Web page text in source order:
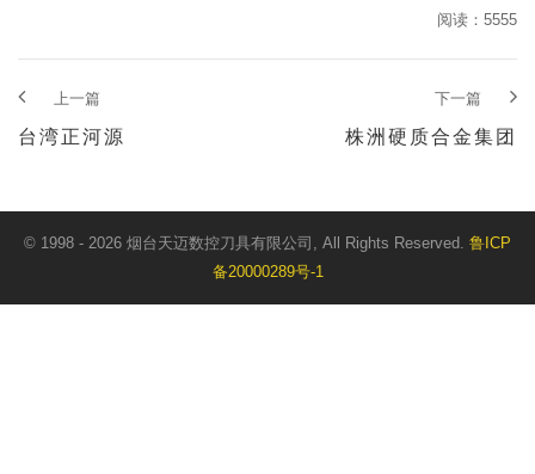
阅读：5555
上一篇
台湾正河源
下一篇
株洲硬质合金集团
© 1998 - 2026 烟台天迈数控刀具有限公司, All Rights Reserved. 鲁ICP
备20000289号-1